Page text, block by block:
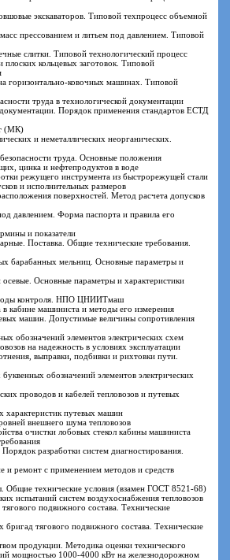
экскаваторов. Типовой техпроцесс объемной
прессованием и литьем под давлением. Типовой
слитки. Типовой технологический процесс
кольцевых заготовок. Типовой
ковочных машинах. Типовой
труда в технологической документации
Порядок применения стандартов ЕСТД
(МК)
и неметаллических неорганических.
труда. Основные положения
цинка и нефтепродуктов в воде
режущего инструмента из быстрорежущей стали
и исполнительных размеров
поверхностей. Метод расчета допусков
давлением. Форма паспорта и правила его
и показатели
Поставка. Общие технические требования.
барабанных мельниц. Основные параметры и
Основные параметры и характеристики
контроля. НПО ЦНИИТмаш
машиниста и методы его измерения
машин. Допустимые величины сопротивления
обозначений элементов электрических схем
на надежность в условиях эксплуатации
выправки, подбивки и рихтовки пути.
обозначений элементов электрических
проводов и кабелей тепловозов и путевых
путевых машин
внешнего шума тепловозов
очистки лобовых стекол кабины машиниста
разработки систем диагностирования.
ремонт с применением методов и средств
технические условия (взамен ГОСТ 8521-68)
испытаний систем воздухоснабжения тепловозов
подвижного состава. Технические
тягового подвижного состава. Технические
продукции. Методика оценки технического
мощностью 1000-4000 кВт на железнодорожном